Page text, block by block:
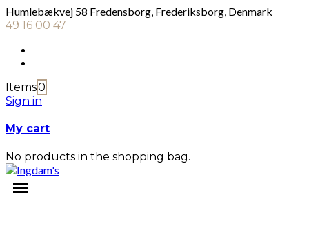
Humlebækvej 58 Fredensborg, Frederiksborg, Denmark
49 16 00 47
Items0
Sign in
My cart
No products in the shopping bag.